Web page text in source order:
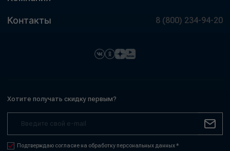
Контакты 8 (800) 234-94-20
Хотите получать скидку первым?
Подтверждаю согласие на обработку персональных данных *